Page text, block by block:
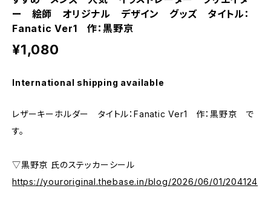
ー 絵師 オリジナル デザイン グッズ タイトル：
Fanatic Ver1 作：黒野京
¥1,080
International shipping available
レザーキーホルダー タイトル：Fanatic Ver1 作：黒野京 で
す。
▽黒野京 氏のステッカーシール
https://youroriginal.thebase.in/blog/2026/06/01/204124